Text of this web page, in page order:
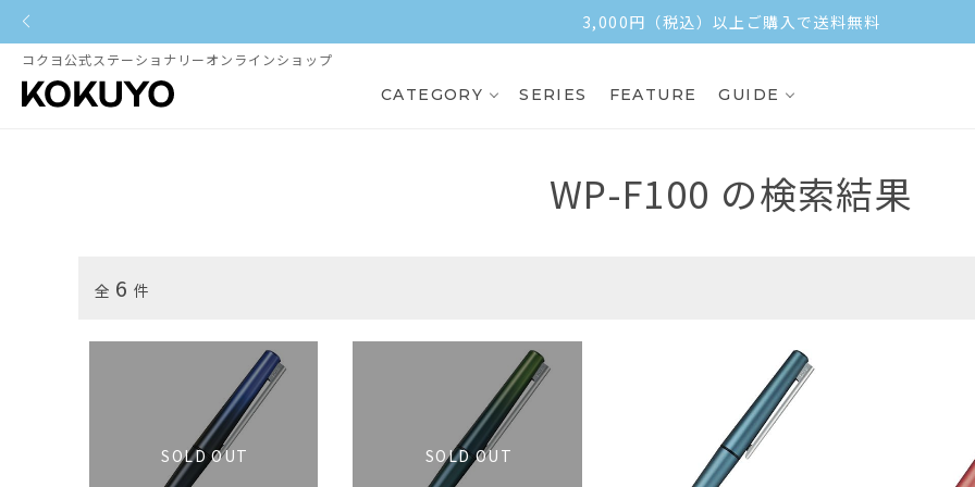
3,000円（税込）以上ご購入で送料無料
コクヨ公式ステーショナリーオンラインショップ
CATEGORY SERIES FEATURE GUIDE
WP-F100 の検索結果
全 6 件